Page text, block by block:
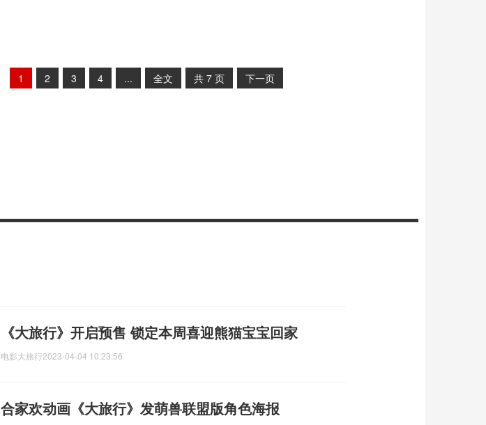
1 2 3 4 ... 全文 共 7 页 下一页
《大旅行》开启预售 锁定本周喜迎熊猫宝宝回家
电影大旅行2023-04-04 10:23:56
合家欢动画《大旅行》发萌兽联盟版角色海报